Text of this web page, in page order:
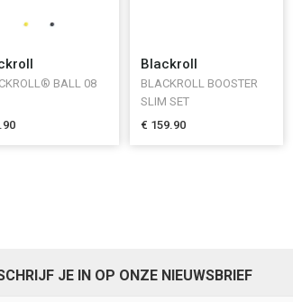
BALL 08
Blackroll
BLACKROLL BOOSTER
SLIM SET
€ 159.90
JE IN OP ONZE NIEUWSBRIEF